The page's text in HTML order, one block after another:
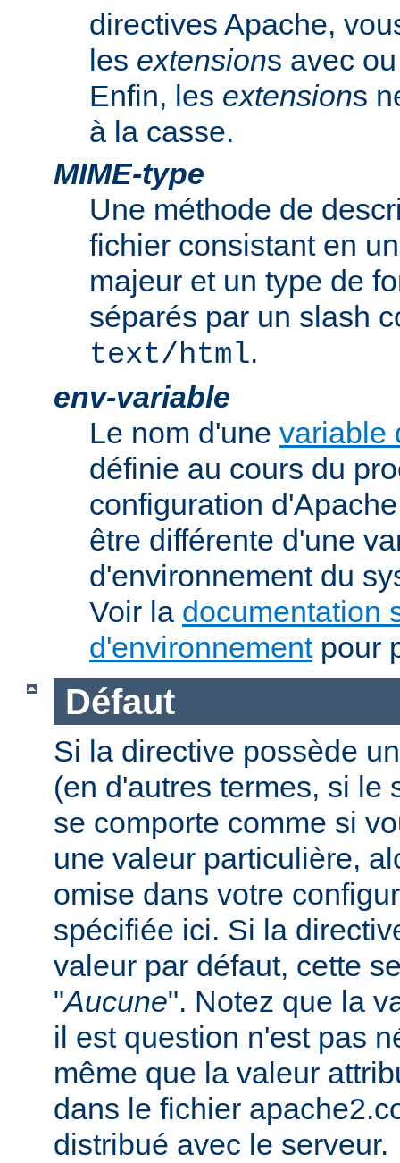
directives Apache,
les extensions avec
Enfin, les extensions
à la casse.
MIME-type
Une méthode de
fichier consistant en
majeur et un type de
séparés par un slash
text/html.
env-variable
Le nom d'une variable
définie au cours du
configuration
être différente d'une
d'environnement du
Voir la documentation
d'environnementpour
Défaut
Si la directive possède
(en d'autres termes, si le
se comporte comme si
une valeur particulière,
omise dans votre
spécifiée ici. Si la
valeur par défaut, cette
"Aucune". Notez que la
il est question n'est pas
même que la valeur
dans le fichier
distribué avec le serveur.